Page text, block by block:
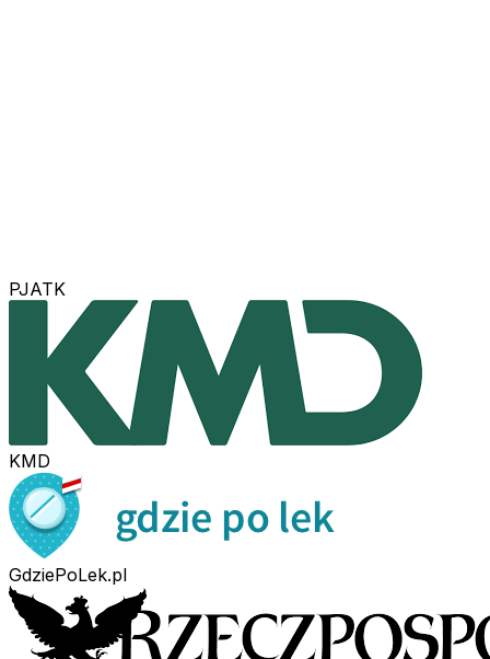
PJATK
KMD
GdziePoLek.pl